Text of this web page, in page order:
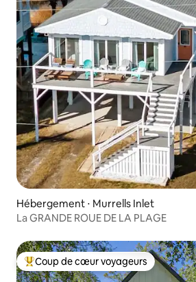
Hébergement ⋅ Murrells Inlet
La GRANDE ROUE DE LA PLAGE
Coups de cœur voyageurs les plus
Coup de cœur voyageurs